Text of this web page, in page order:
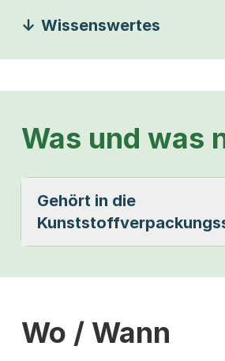
Wissenswertes
Was und was
Gehört in die
Wo / Wann